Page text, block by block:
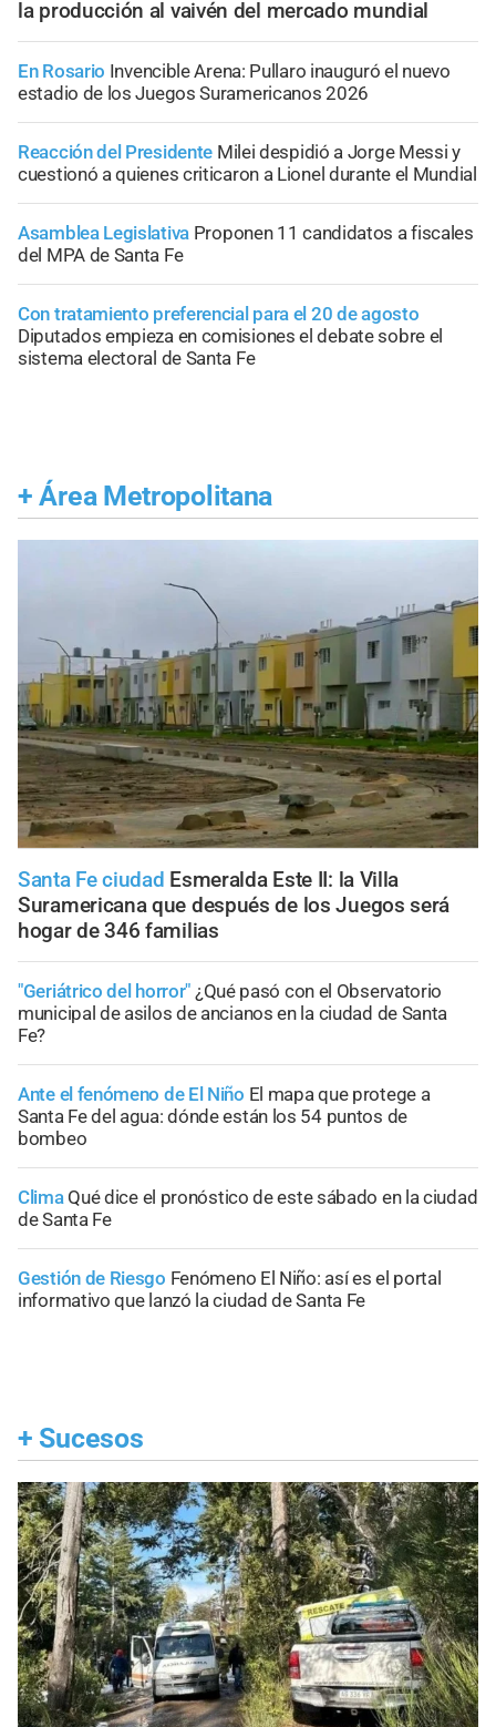
la producción al vaivén del mercado mundial
En Rosario Invencible Arena: Pullaro inauguró el nuevo
estadio de los Juegos Suramericanos 2026
Reacción del Presidente Milei despidió a Jorge Messi y
cuestionó a quienes criticaron a Lionel durante el Mundial
Asamblea Legislativa Proponen 11 candidatos a fiscales
del MPA de Santa Fe
Con tratamiento preferencial para el 20 de agosto
Diputados empieza en comisiones el debate sobre el
sistema electoral de Santa Fe
+ Área Metropolitana
Santa Fe ciudad Esmeralda Este II: la Villa
Suramericana que después de los Juegos será
hogar de 346 familias
"Geriátrico del horror" ¿Qué pasó con el Observatorio
municipal de asilos de ancianos en la ciudad de Santa
Fe?
Ante el fenómeno de El Niño El mapa que protege a
Santa Fe del agua: dónde están los 54 puntos de
bombeo
Clima Qué dice el pronóstico de este sábado en la ciudad
de Santa Fe
Gestión de Riesgo Fenómeno El Niño: así es el portal
informativo que lanzó la ciudad de Santa Fe
+ Sucesos